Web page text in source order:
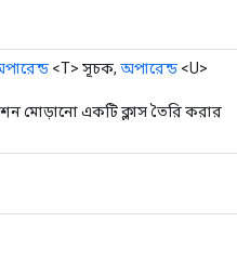
<T> সূচক, অপারেন্ড <U>
মোড়ানো একটি ক্লাস তৈরি করার